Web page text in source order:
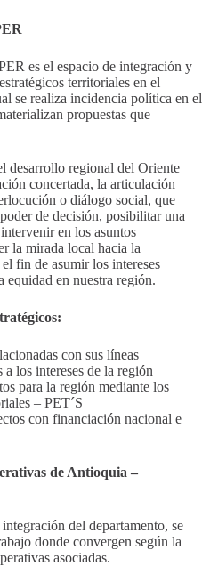
es el espacio de integración y
territoriales en el
se realiza incidencia política en el
propuestas que
desarrollo regional del Oriente
concertada, la articulación
o diálogo social, que
de decisión, posibilitar una
en los asuntos
la mirada local hacia la
fin de asumir los intereses
en nuestra región.
con sus líneas
a los intereses de la región
para la región mediante los
– PET´S
con financiación nacional e
de Antioquia –
del departamento, se
donde convergen según la
asociadas.